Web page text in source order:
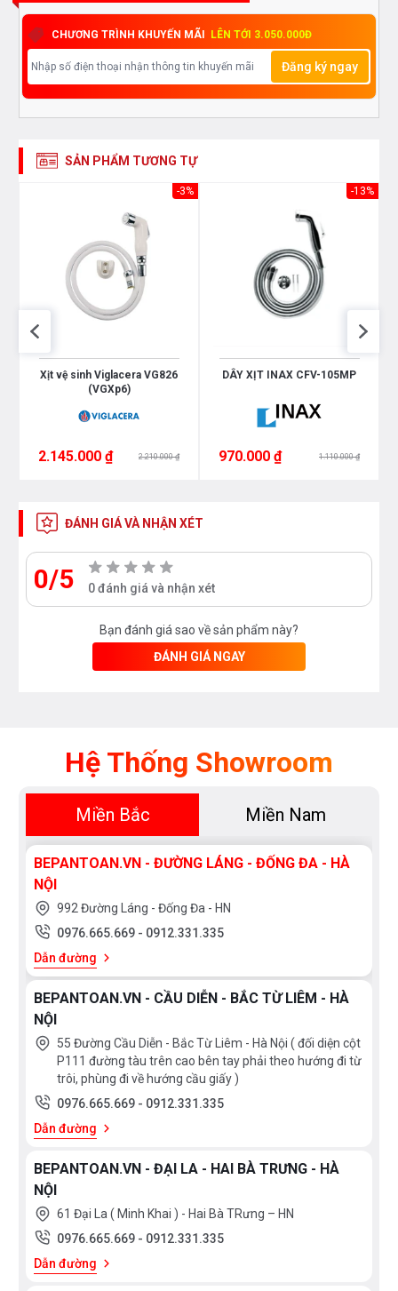
CHƯƠNG TRÌNH KHUYẾN MÃI LÊN TỚI 3.050.000Đ
Đăng ký ngay
SẢN PHẨM TƯƠNG TỰ
-3%
Xịt vệ sinh Viglacera VG826
(VGXp6)
2.145.000 ₫ 2.210.000 ₫
-13%
DÂY XỊT INAX CFV-105MP
970.000 ₫ 1.110.000 ₫
ĐÁNH GIÁ VÀ NHẬN XÉT
0/5 0 đánh giá và nhận xét
Bạn đánh giá sao về sản phẩm này?
ĐÁNH GIÁ NGAY
Hệ Thống Showroom
Miền Bắc Miền Nam
BEPANTOAN.VN - ĐƯỜNG LÁNG - ĐỐNG ĐA - HÀ
NỘI
992 Đường Láng - Đống Đa - HN
0976.665.669 - 0912.331.335
Dẫn đường
BEPANTOAN.VN - CẦU DIỄN - BẮC TỪ LIÊM - HÀ
NỘI
55 Đường Cầu Diễn - Bắc Từ Liêm - Hà Nội ( đối diện cột
P111 đường tàu trên cao bên tay phải theo hướng đi từ
trôi, phùng đi về hướng cầu giấy )
0976.665.669 - 0912.331.335
Dẫn đường
BEPANTOAN.VN - ĐẠI LA - HAI BÀ TRƯNG - HÀ
NỘI
61 Đại La ( Minh Khai ) - Hai Bà TRưng – HN
0976.665.669 - 0912.331.335
Dẫn đường